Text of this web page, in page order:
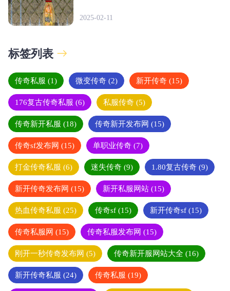
2025-02-11
标签列表
传奇私服 (1) 微变传奇 (2) 新开传奇 (15)
176复古传奇私服 (6) 私服传奇 (5)
传奇新开私服 (18) 传奇新开发布网 (15)
传奇sf发布网 (15) 单职业传奇 (7)
打金传奇私服 (6) 迷失传奇 (9) 1.80复古传奇 (9)
新开传奇发布网 (15) 新开私服网站 (15)
热血传奇私服 (25) 传奇sf (15) 新开传奇sf (15)
传奇私服网 (15) 传奇私服发布网 (15)
刚开一秒传奇发布网 (5) 传奇新开服网站大全 (16)
新开传奇私服 (24) 传奇私服 (19)